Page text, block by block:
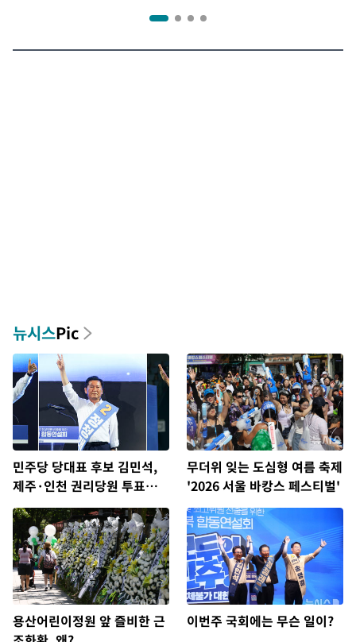
뉴시스Pic
민주당 당대표 후보 김민석,
제주·인천 권리당원 투표서
정청래에 승리
무더위 잊는 도심형 여름 축제
'2026 서울 바캉스 페스티벌'
용산어린이정원 앞 즐비한 근
이번주 국회에는 무슨 일이?